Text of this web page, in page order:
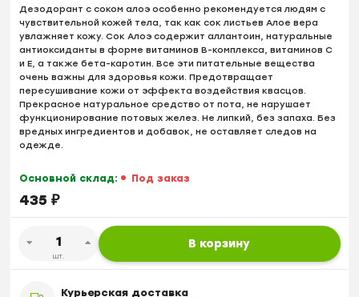
Дезодорант с соком алоэ особенно рекомендуется людям с
чувствительной кожей тела, так как сок листьев Алое вера
увлажняет кожу. Сок Алоэ содержит аллантоин, натуральные
антиоксиданты в форме витаминов B-комплекса, витаминов C
и E, а также бета-каротин. Все эти питательные вещества
очень важны для здоровья кожи. Предотвращает
пересушивание кожи от эффекта воздействия квасцов.
Прекрасное натуральное средство от пота, не нарушает
функционирование потовых желез. Не липкий, без запаха. Без
вредных ингредиентов и добавок, не оставляет следов на
одежде.
Основной склад: Под заказ
435 ₽
шт.
В корзину
Курьерская доставка